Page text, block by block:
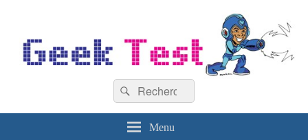
Recherche :
Rechercher
Menu